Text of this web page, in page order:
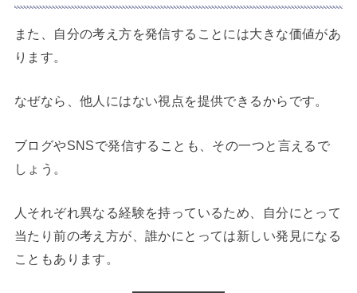
また、自分の考え方を発信することには大きな価値があ
ります。
なぜなら、他人にはない視点を提供できるからです。
ブログやSNSで発信することも、その一つと言えるで
しょう。
人それぞれ異なる経験を持っているため、自分にとって
当たり前の考え方が、誰かにとっては新しい発見になる
こともあります。